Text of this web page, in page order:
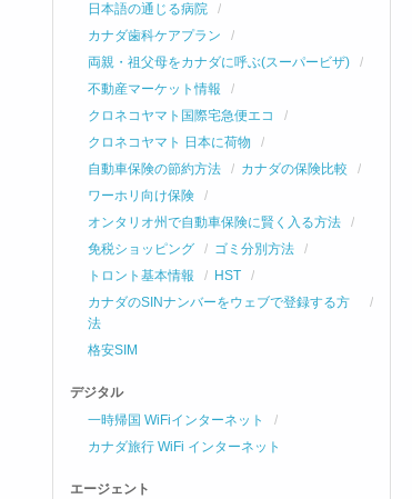
日本語の通じる病院
カナダ歯科ケアプラン
両親・祖父母をカナダに呼ぶ(スーパービザ)
不動産マーケット情報
クロネコヤマト国際宅急便エコ
クロネコヤマト 日本に荷物
自動車保険の節約方法
カナダの保険比較
ワーホリ向け保険
オンタリオ州で自動車保険に賢く入る方法
免税ショッピング
ゴミ分別方法
トロント基本情報
HST
カナダのSINナンバーをウェブで登録する方
法
格安SIM
デジタル
一時帰国 WiFiインターネット
カナダ旅行 WiFi インターネット
エージェント